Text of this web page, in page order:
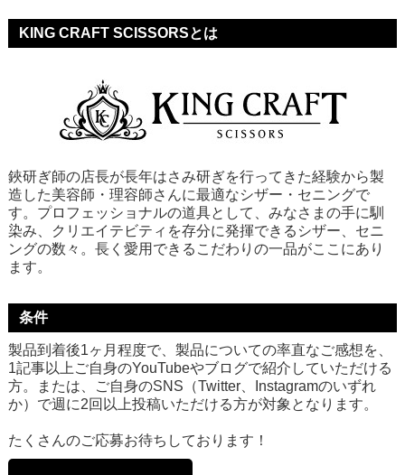
KING CRAFT SCISSORSとは
鋏研ぎ師の店長が長年はさみ研ぎを行ってきた経験から製
造した美容師・理容師さんに最適なシザー・セニングで
す。プロフェッショナルの道具として、みなさまの手に馴
染み、クリエイテビティを存分に発揮できるシザー、セニ
ングの数々。長く愛用できるこだわりの一品がここにあり
ます。
条件
製品到着後1ヶ月程度で、製品についての率直なご感想を、
1記事以上ご自身のYouTubeやブログで紹介していただける
方。または、ご自身のSNS（Twitter、Instagramのいずれ
か）で週に2回以上投稿いただける方が対象となります。
たくさんのご応募お待ちしております！